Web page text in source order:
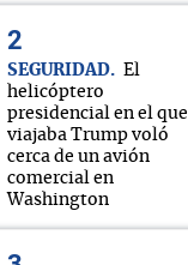
SEGURIDAD
El
helicóptero
presidencial en el que
viajaba Trump voló
cerca de un avión
comercial en
Washington